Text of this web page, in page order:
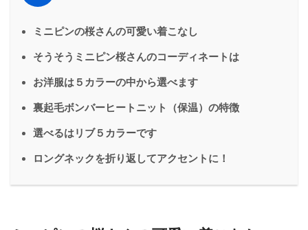
ミニピンの桜さんの可愛い着こなし
そうそうミニピン桜さんのコーディネートは
お洋服は５カラーの中から選べます
裏起毛ボンバーヒートニット（保温）の特徴
選べるはリブ５カラーです
ロングネックを折り返してアクセントに！